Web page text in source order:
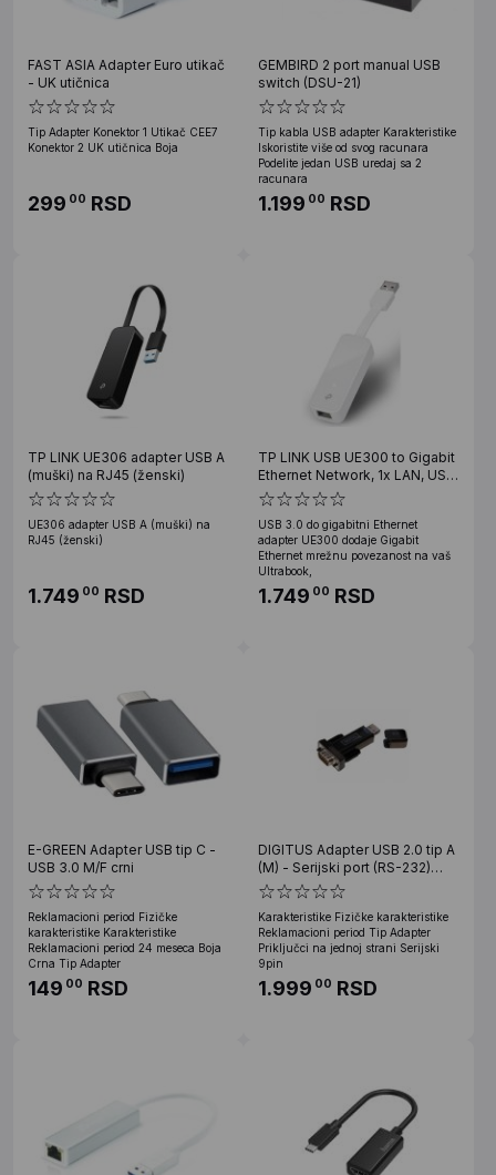
FAST ASIA Adapter Euro utikač
- UK utičnica
Tip Adapter Konektor 1 Utikač CEE7
Konektor 2 UK utičnica Boja
299 00 RSD
GEMBIRD 2 port manual USB
switch (DSU-21)
Tip kabla USB adapter Karakteristike
Iskoristite više od svog racunara
Podelite jedan USB uredaj sa 2
racunara
1.199 00 RSD
TP LINK UE306 adapter USB A
(muški) na RJ45 (ženski)
UE306 adapter USB A (muški) na
RJ45 (ženski)
1.749 00 RSD
TP LINK USB UE300 to Gigabit
Ethernet Network, 1x LAN, USB
3.0
USB 3.0 do gigabitni Ethernet
adapter UE300 dodaje Gigabit
Ethernet mrežnu povezanost na vaš
Ultrabook,
1.749 00 RSD
E-GREEN Adapter USB tip C -
USB 3.0 M/F crni
Reklamacioni period Fizičke
karakteristike Karakteristike
Reklamacioni period 24 meseca Boja
Crna Tip Adapter
149 00 RSD
DIGITUS Adapter USB 2.0 tip A
(M) - Serijski port (RS-232)
9pin (M) crni DA-70156
Karakteristike Fizičke karakteristike
Reklamacioni period Tip Adapter
Priključci na jednoj strani Serijski
9pin
1.999 00 RSD